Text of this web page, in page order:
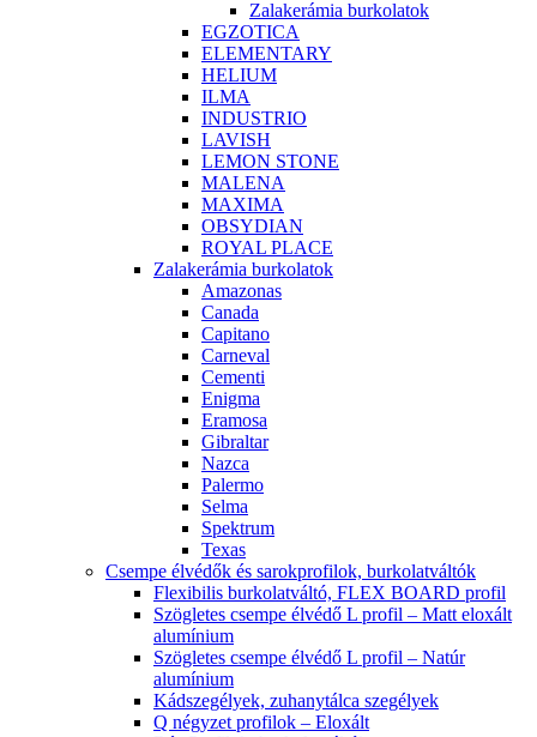
Zalakerámia burkolatok
EGZOTICA
ELEMENTARY
HELIUM
ILMA
INDUSTRIO
LAVISH
LEMON STONE
MALENA
MAXIMA
OBSYDIAN
ROYAL PLACE
Zalakerámia burkolatok
Amazonas
Canada
Capitano
Carneval
Cementi
Enigma
Eramosa
Gibraltar
Nazca
Palermo
Selma
Spektrum
Texas
Csempe élvédők és sarokprofilok, burkolatváltók
Flexibilis burkolatváltó, FLEX BOARD profil
Szögletes csempe élvédő L profil – Matt eloxált
alumínium
Szögletes csempe élvédő L profil – Natúr
alumínium
Kádszegélyek, zuhanytálca szegélyek
Q négyzet profilok – Eloxált